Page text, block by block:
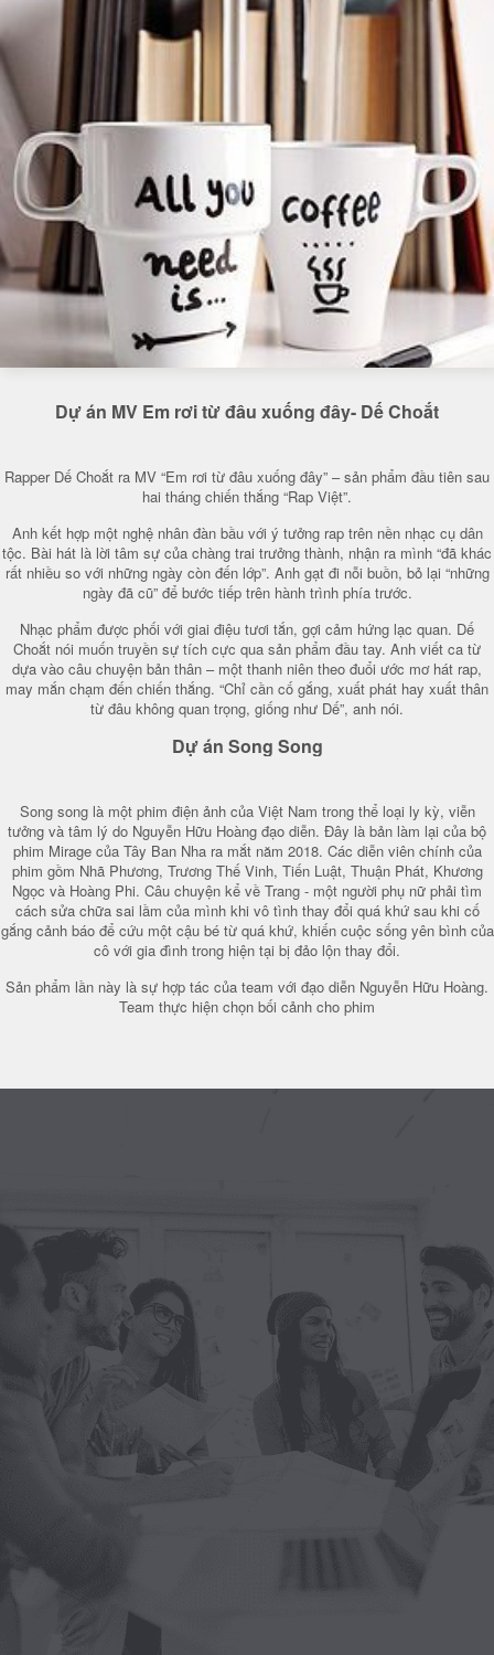
Dự án MV Em rơi từ đâu xuống đây- Dế Choắt
Rapper Dế Choắt ra MV “Em rơi từ đâu xuống đây” – sản phẩm đầu tiên sau
hai tháng chiến thắng “Rap Việt”.
Anh kết hợp một nghệ nhân đàn bầu với ý tưởng rap trên nền nhạc cụ dân
tộc. Bài hát là lời tâm sự của chàng trai trưởng thành, nhận ra mình “đã khác
rất nhiều so với những ngày còn đến lớp”. Anh gạt đi nỗi buồn, bỏ lại “những
ngày đã cũ” để bước tiếp trên hành trình phía trước.
Nhạc phẩm được phối với giai điệu tươi tắn, gợi cảm hứng lạc quan. Dế
Choắt nói muốn truyền sự tích cực qua sản phẩm đầu tay. Anh viết ca từ
dựa vào câu chuyện bản thân – một thanh niên theo đuổi ước mơ hát rap,
may mắn chạm đến chiến thắng. “Chỉ cần cố gắng, xuất phát hay xuất thân
từ đâu không quan trọng, giống như Dế”, anh nói.
Dự án Song Song
Song song là một phim điện ảnh của Việt Nam trong thể loại ly kỳ, viễn
tưởng và tâm lý do Nguyễn Hữu Hoàng đạo diễn. Đây là bản làm lại của bộ
phim Mirage của Tây Ban Nha ra mắt năm 2018. Các diễn viên chính của
phim gồm Nhã Phương, Trương Thế Vinh, Tiến Luật, Thuận Phát, Khương
Ngọc và Hoàng Phi. Câu chuyện kể về Trang - một người phụ nữ phải tìm
cách sửa chữa sai lầm của mình khi vô tình thay đổi quá khứ sau khi cố
gắng cảnh báo để cứu một cậu bé từ quá khứ, khiến cuộc sống yên bình của
cô với gia đình trong hiện tại bị đảo lộn thay đổi.
Sản phẩm lần này là sự hợp tác của team với đạo diễn Nguyễn Hữu Hoàng.
Team thực hiện chọn bối cảnh cho phim